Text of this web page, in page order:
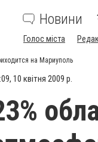
Новини
Голос міста
на Мариуполь
10 квітня 2009 р.